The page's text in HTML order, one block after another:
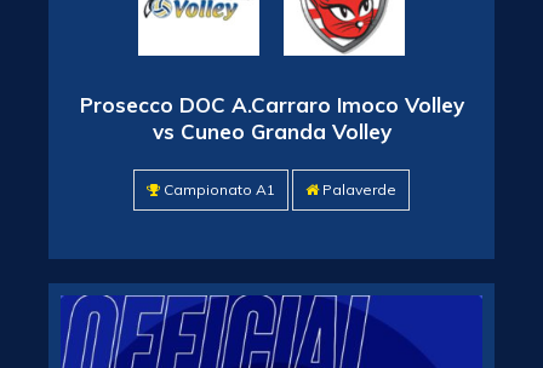
Prosecco DOC A.Carraro Imoco Volley
vs Cuneo Granda Volley
Campionato A1 Palaverde